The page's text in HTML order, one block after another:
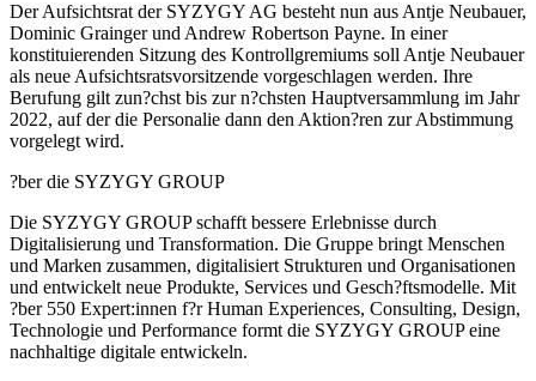
Der Aufsichtsrat der SYZYGY AG besteht nun aus Antje Neubauer,
Dominic Grainger und Andrew Robertson Payne. In einer
konstituierenden Sitzung des Kontrollgremiums soll Antje Neubauer
als neue Aufsichtsratsvorsitzende vorgeschlagen werden. Ihre
Berufung gilt zun?chst bis zur n?chsten Hauptversammlung im Jahr
2022, auf der die Personalie dann den Aktion?ren zur Abstimmung
vorgelegt wird.
?ber die SYZYGY GROUP
Die SYZYGY GROUP schafft bessere Erlebnisse durch
Digitalisierung und Transformation. Die Gruppe bringt Menschen
und Marken zusammen, digitalisiert Strukturen und Organisationen
und entwickelt neue Produkte, Services und Gesch?ftsmodelle. Mit
?ber 550 Expert:innen f?r Human Experiences, Consulting, Design,
Technologie und Performance formt die SYZYGY GROUP eine
nachhaltige digitale entwickeln.